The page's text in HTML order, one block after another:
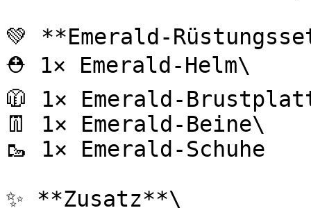
💚 **Emerald-
⛑️ 1× Emerald-Helm\
🧥 1× Emerald-
👖 1× Emerald-Beine\
🥾 1× Emerald-Schuhe
✨ **Zusatz**\